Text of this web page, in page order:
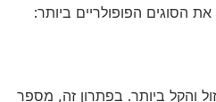
הסוגים הפופולריים ביותר:
והקל ביותר. בפתרון זה, מספר